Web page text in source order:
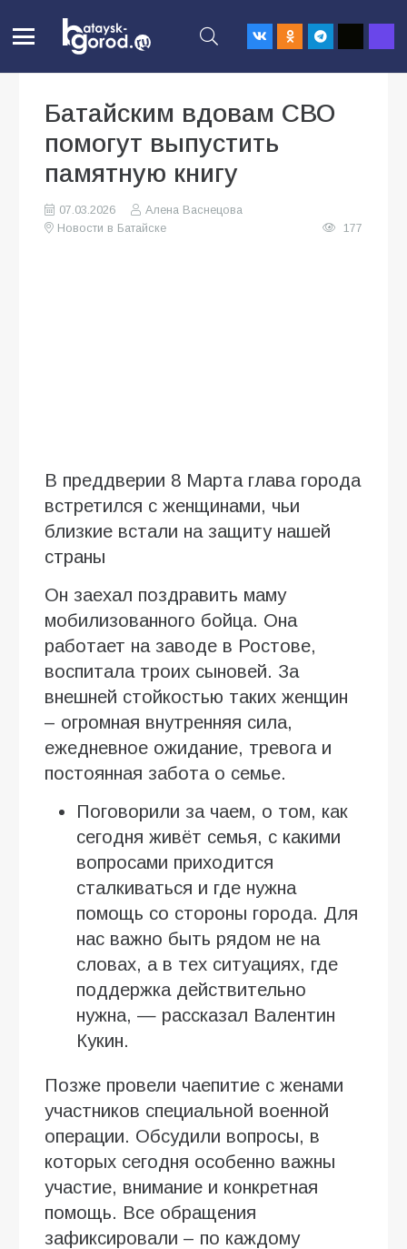
Батайским вдовам СВО
помогут выпустить
памятную книгу
07.03.2026
Алена Васнецова
Новости в Батайске
177
В преддверии 8 Марта глава города
встретился с женщинами, чьи
близкие встали на защиту нашей
страны
Он заехал поздравить маму
мобилизованного бойца. Она
работает на заводе в Ростове,
воспитала троих сыновей. За
внешней стойкостью таких женщин
– огромная внутренняя сила,
ежедневное ожидание, тревога и
постоянная забота о семье.
Поговорили за чаем, о том, как
сегодня живёт семья, с какими
вопросами приходится
сталкиваться и где нужна
помощь со стороны города. Для
нас важно быть рядом не на
словах, а в тех ситуациях, где
поддержка действительно
нужна, — рассказал Валентин
Кукин.
Позже провели чаепитие с женами
участников специальной военной
операции. Обсудили вопросы, в
которых сегодня особенно важны
участие, внимание и конкретная
помощь. Все обращения
зафиксировали – по каждому